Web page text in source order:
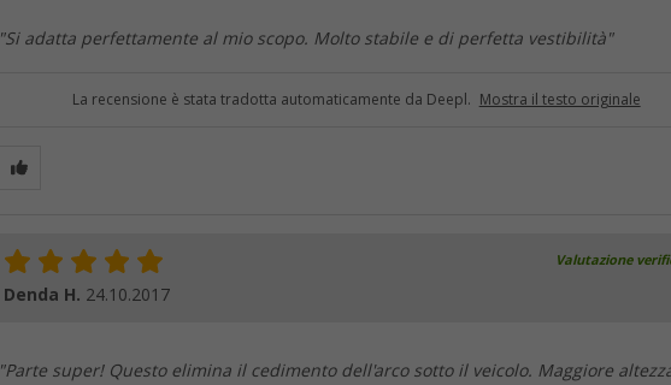
"Si adatta perfettamente al mio scopo. Molto stabile e di perfetta vestibilità"
La recensione è stata tradotta automaticamente da Deepl. Mostra il testo originale
Valutazione
Denda H. 24.10.2017
"Parte super! Questo elimina il cedimento dell'arco sotto il veicolo. Maggiore